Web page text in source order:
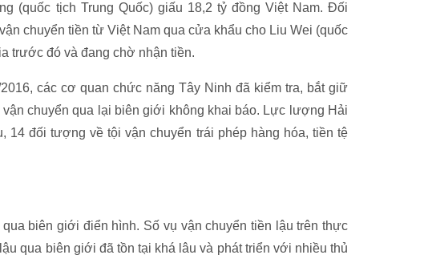
(quốc tịch Trung Quốc) giấu 18,2 tỷ đồng Việt Nam. Đối
chuyển tiền từ Việt Nam qua cửa khẩu cho Liu Wei (quốc
trước đó và đang chờ nhận tiền.
các cơ quan chức năng Tây Ninh đã kiểm tra, bắt giữ
chuyển qua lại biên giới không khai báo. Lực lượng Hải
14 đối tượng về tội vận chuyển trái phép hàng hóa, tiền tệ
biên giới điển hình. Số vụ vận chuyển tiền lậu trên thực
qua biên giới đã tồn tại khá lâu và phát triển với nhiều thủ